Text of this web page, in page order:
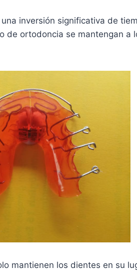
inversión significativa de
ortodoncia se mantengan a
mantienen los dientes en su